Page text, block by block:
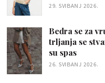
29. SVIBANJ 2026.
Bedra se za
trljanja se
su spas
26. SVIBANJ 2026.